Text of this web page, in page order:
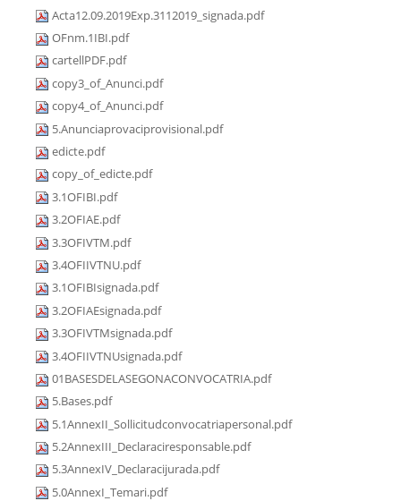
Acta12.09.2019Exp.3112019_signada.pdf
OFnm.1IBI.pdf
cartellPDF.pdf
copy3_of_Anunci.pdf
copy4_of_Anunci.pdf
5.Anunciaprovaciprovisional.pdf
edicte.pdf
copy_of_edicte.pdf
3.1OFIBI.pdf
3.2OFIAE.pdf
3.3OFIVTM.pdf
3.4OFIIVTNU.pdf
3.1OFIBIsignada.pdf
3.2OFIAEsignada.pdf
3.3OFIVTMsignada.pdf
3.4OFIIVTNUsignada.pdf
01BASESDELASEGONACONVOCATRIA.pdf
5.Bases.pdf
5.1AnnexII_Sollicitudconvocatriapersonal.pdf
5.2AnnexIII_Declaraciresponsable.pdf
5.3AnnexIV_Declaracijurada.pdf
5.0AnnexI_Temari.pdf